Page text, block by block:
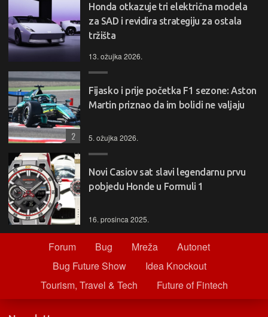
Honda otkazuje tri električna modela
za SAD i revidira strategiju za ostala
tržišta
13. ožujka 2026.
Fijasko i prije početka F1 sezone: Aston
Martin priznao da im bolidi ne valjaju
5. ožujka 2026.
2
Novi Casiov sat slavi legendarnu prvu
pobjedu Honde u Formuli 1
16. prosinca 2025.
Forum Bug Mreža
Autonet
Bug Future Show
Idea Knockout
Tourism, Travel & Tech
Future of Fintech